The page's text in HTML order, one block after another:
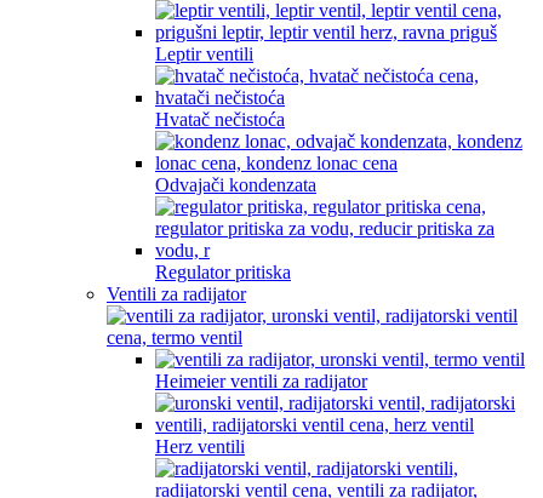
Leptir ventili
Hvatač nečistoća
Odvajači kondenzata
Regulator pritiska
Ventili za radijator
Heimeier ventili za radijator
Herz ventili